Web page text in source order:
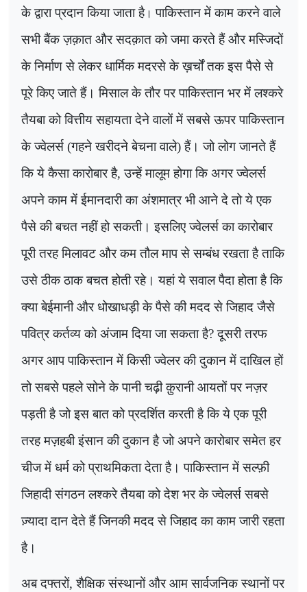
के द्वारा प्रदान किया जाता है। पाकिस्तान में काम करने वाले
सभी बैंक ज़क़ात और सदक़ात को जमा करते हैं और मस्जिदों
के निर्माण से लेकर धार्मिक मदरसे के ख़र्चों तक इस पैसे से
पूरे किए जाते हैं। मिसाल के तौर पर पाकिस्तान भर में लश्करे
तैयबा को वित्तीय सहायता देने वालों में सबसे ऊपर पाकिस्तान
के ज्वेलर्स (गहने खरीदने बेचना वाले) हैं। जो लोग जानते हैं
कि ये कैसा कारोबार है,उन्हें मालूम होगा कि अगर ज्वेलर्स
अपने काम में ईमानदारी का अंशमात्र भी आने दे तो ये एक
पैसे की बचत नहीं हो सकती। इसलिए ज्वेलर्स का कारोबार
पूरी तरह मिलावट और कम तौल माप से सम्बंध रखता है ताकि
उसे ठीक ठाक बचत होती रहे। यहां ये सवाल पैदा होता है कि
क्या बेईमानी और धोखाधड़ी के पैसे की मदद से जिहाद जैसे
पवित्र कर्तव्य को अंजाम दिया जा सकता है?दूसरी तरफ
अगर आप पाकिस्तान में किसी ज्वेलर की दुकान में दाखिल हों
तो सबसे पहले सोने के पानी चढ़ी क़ुरानी आयतों पर नज़र
पड़ती है जो इस बात को प्रदर्शित करती है कि ये एक पूरी
तरह मज़हबी इंसान की दुकान है जो अपने कारोबार समेत हर
चीज में धर्म को प्राथमिकता देता है। पाकिस्तान में सल्फ़ी
जिहादी संगठन लश्करे तैयबा को देश भर के ज्वेलर्स सबसे
ज़्यादा दान देते हैं जिनकी मदद से जिहाद का काम जारी रहता
है।
अब दफ्तरों,शैक्षिक संस्थानों और आम सार्वजनिक स्थानों पर